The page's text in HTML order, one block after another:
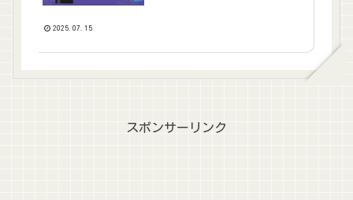
2025.07.15
スポンサーリンク